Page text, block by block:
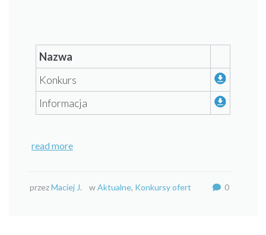
Nazwa
Konkurs
Informacja
read more
przezMaciej J. wAktualne, Konkursy ofert 0